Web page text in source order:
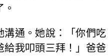
溝通。她說：「你們吃
我叩頭三拜！」爸爸